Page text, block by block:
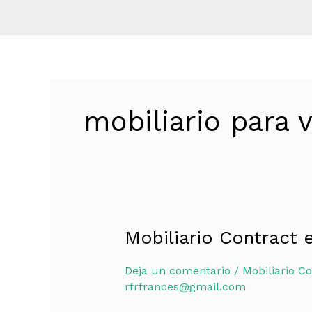
mobiliario para
Mobiliario Contract
Deja un comentario / Mobiliario
rfrfrances@gmail.com
Mobiliario
en
Ibiza: